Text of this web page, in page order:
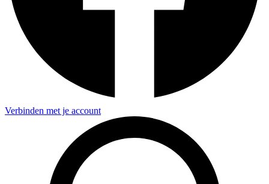
Verbinden met je account